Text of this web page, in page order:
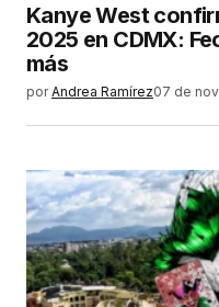
Kanye West
2025 en CDMX:
más
por Andrea Ramírez07 de